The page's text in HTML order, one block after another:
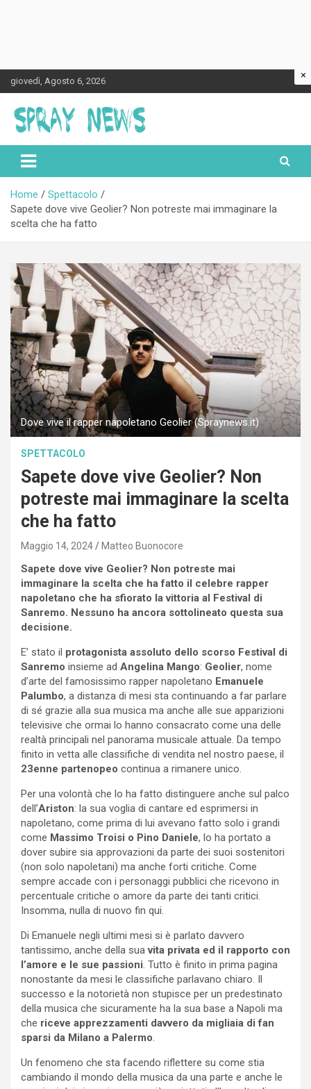
Skip
to
content
giovedì, Agosto 6, 2026
Spraynews.it
Home
Spettacolo
Sapete dove vive Geolier? Non potreste mai immaginare la
scelta che ha fatto
Dove vive il rapper napoletano Geolier (Spraynews.it)
SPETTACOLO
Sapete dove vive Geolier? Non
potreste mai immaginare la scelta
che ha fatto
Maggio 14, 2024 Matteo Buonocore
Sapete dove vive Geolier? Non potreste mai
immaginare la scelta che ha fatto il celebre rapper
napoletano che ha sfiorato la vittoria al Festival di
Sanremo. Nessuno ha ancora sottolineato questa sua
decisione.
E’ stato il protagonista assoluto dello scorso Festival di
Sanremo insieme ad Angelina Mango: Geolier, nome
d’arte del famosissimo rapper napoletano Emanuele
Palumbo, a distanza di mesi sta continuando a far parlare
di sé grazie alla sua musica ma anche alle sue apparizioni
televisive che ormai lo hanno consacrato come una delle
realtà principali nel panorama musicale attuale. Da tempo
finito in vetta alle classifiche di vendita nel nostro paese, il
23enne partenopeo continua a rimanere unico.
Per una volontà che lo ha fatto distinguere anche sul palco
dell’Ariston: la sua voglia di cantare ed esprimersi in
napoletano, come prima di lui avevano fatto solo i grandi
come Massimo Troisi o Pino Daniele, lo ha portato a
dover subire sia approvazioni da parte dei suoi sostenitori
(non solo napoletani) ma anche forti critiche. Come
sempre accade con i personaggi pubblici che ricevono in
percentuale critiche o amore da parte dei tanti critici.
Insomma, nulla di nuovo fin qui.
Di Emanuele negli ultimi mesi si è parlato davvero
tantissimo, anche della suavita privata ed il rapporto con
l’amore e le sue passioni. Tutto è finito in prima pagina
nonostante da mesi le classifiche parlavano chiaro. Il
successo e la notorietà non stupisce per un predestinato
della musica che sicuramente ha la sua base a Napoli ma
che riceve apprezzamenti davvero da migliaia di fan
sparsi da Milano a Palermo.
Un fenomeno che sta facendo riflettere su come stia
cambiando il mondo della musica da una parte e anche le
×